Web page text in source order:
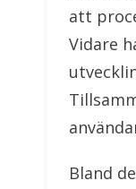
att
Vidare
Bland